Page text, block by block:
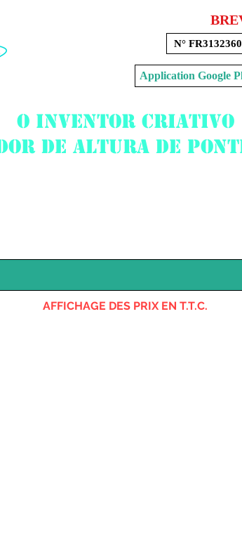
N° FR3132360
O inventor criativo
de altura de
Application Google
AFFICHAGE DES PRIX EN T.T.C.